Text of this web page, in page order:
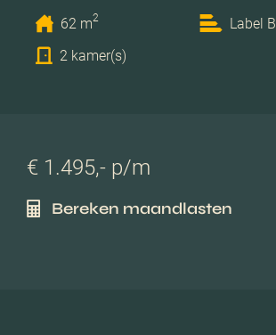
62 m2
Label B
2 kamer(s)
€ 1.495,- p/m
Bereken maandlasten